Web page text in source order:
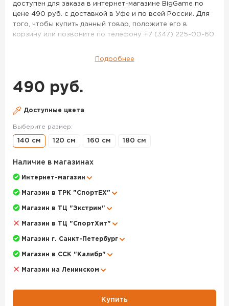
доступен для заказа в интернет-магазине BigGame по
цене 490 руб. с доставкой в Уфе и по всей России. Для
того, чтобы купить данный товар, положите его в
корзину или позвоните по телефону +7 (347) 225-00-60
Подробнее
490 руб.
Доступные цвета
Выберите размер:
140 см 120 см 160 см 180 см
Наличие в магазинах
Интернет-магазин
Магазин в ТРК "СпортЕХ"
Магазин в ТЦ "Экстрим"
Магазин в ТЦ "СпортХит"
Магазин г. Санкт-Петербург
Магазин в ССК "Калибр"
Магазин на Ленинском
Купить